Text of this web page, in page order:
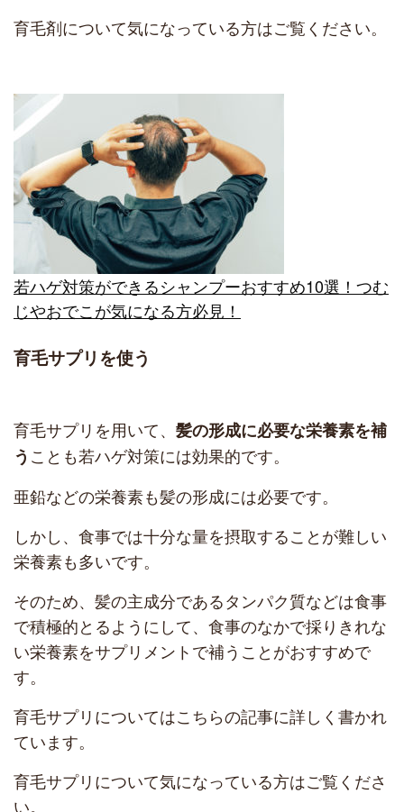
育毛剤について気になっている方はご覧ください。
若ハゲ対策ができるシャンプーおすすめ10選！つむ
じやおでこが気になる方必見！
育毛サプリを使う
育毛サプリを用いて、 髪の形成に必要な栄養素を補
う ことも若ハゲ対策には効果的です。
亜鉛などの栄養素も髪の形成には必要です。
しかし、食事では十分な量を摂取することが難しい
栄養素も多いです。
そのため、髪の主成分であるタンパク質などは食事
で積極的とるようにして、食事のなかで採りきれな
い栄養素をサプリメントで補うことがおすすめで
す。
育毛サプリについてはこちらの記事に詳しく書かれ
ています。
育毛サプリについて気になっている方はご覧くださ
い。